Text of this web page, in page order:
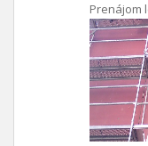
Prenájom